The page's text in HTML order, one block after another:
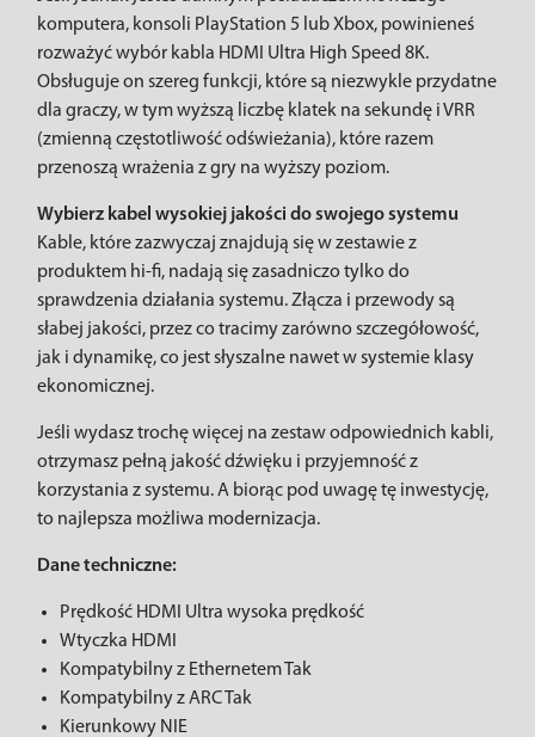
komputera, konsoli PlayStation 5 lub Xbox, powinieneś
rozważyć wybór kabla HDMI Ultra High Speed ​​​​8K.
Obsługuje on szereg funkcji, które są niezwykle przydatne
dla graczy, w tym wyższą liczbę klatek na sekundę i VRR
(zmienną częstotliwość odświeżania), które razem
przenoszą wrażenia z gry na wyższy poziom.
Wybierz kabel wysokiej jakości do swojego systemu
Kable, które zazwyczaj znajdują się w zestawie z
produktem hi-fi, nadają się zasadniczo tylko do
sprawdzenia działania systemu. Złącza i przewody są
słabej jakości, przez co tracimy zarówno szczegółowość,
jak i dynamikę, co jest słyszalne nawet w systemie klasy
ekonomicznej.
Jeśli wydasz trochę więcej na zestaw odpowiednich kabli,
otrzymasz pełną jakość dźwięku i przyjemność z
korzystania z systemu. A biorąc pod uwagę tę inwestycję,
to najlepsza możliwa modernizacja.
Dane techniczne:
Prędkość HDMI Ultra wysoka prędkość
Wtyczka HDMI
Kompatybilny z Ethernetem Tak
Kompatybilny z ARC Tak
Kierunkowy NIE